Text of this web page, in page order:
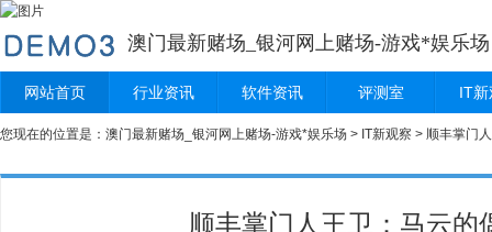
澳门最新赌场_银河网上赌场-游戏*娱乐场
网站首页 行业资讯 软件资讯 评测室 IT
您现在的位置是： 澳门最新赌场_银河网上赌场-游戏*娱乐场 > IT新观察 > 顺丰掌门
顺丰掌门人王卫：马云的